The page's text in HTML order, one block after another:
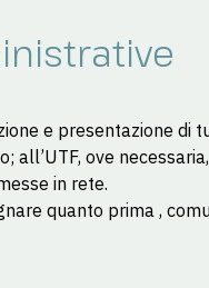
e presentazione
all’UTF, ove
in rete.
quanto prima ,